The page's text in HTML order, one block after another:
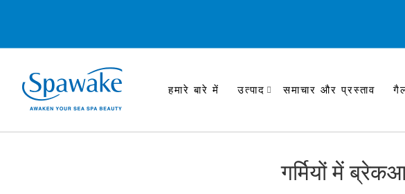
हमारे बारे में उत्पाद समाचार और प्रस्ताव
गर्मियों में